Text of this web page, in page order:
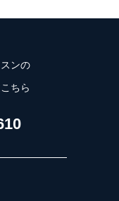
ンの
ちら